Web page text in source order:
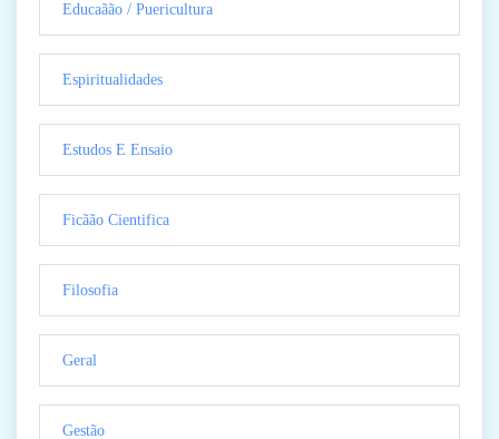
Educaãão / Puericultura
Espiritualidades
Estudos E Ensaio
Ficãão Cientifica
Filosofia
Geral
Gestão